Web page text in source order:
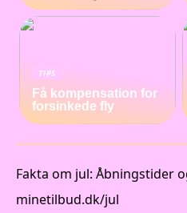
TIPS
Få kompensation for
forsinkede fly
Fakta om jul: Åbningstider
minetilbud.dk/jul